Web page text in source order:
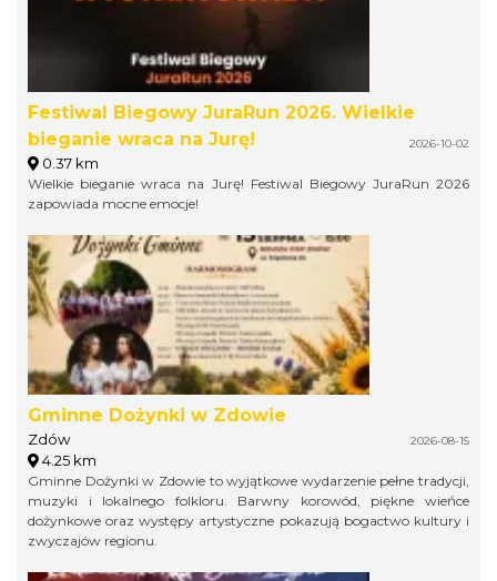
Festiwal Biegowy JuraRun 2026. Wielkie
bieganie wraca na Jurę!
2026-10-02
0.37 km
Wielkie bieganie wraca na Jurę! Festiwal Biegowy JuraRun 2026
zapowiada mocne emocje!
Gminne Dożynki w Zdowie
Zdów 2026-08-15
4.25 km
Gminne Dożynki w Zdowie to wyjątkowe wydarzenie pełne tradycji,
muzyki i lokalnego folkloru. Barwny korowód, piękne wieńce
dożynkowe oraz występy artystyczne pokazują bogactwo kultury i
zwyczajów regionu.